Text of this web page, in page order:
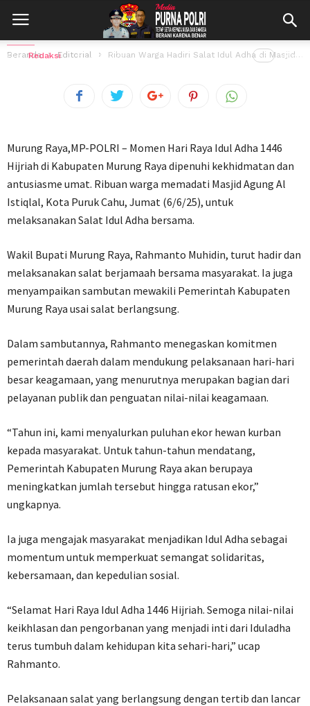
Beranda Editorial Ribuan Warga Hadiri Salat Idul Adha di Masjid Agung, Wabup Mura Ajak...
Masjid Agung, Wabup Mura Ajak Perkuat
Kepedulian Sosial
Oleh Redaksi 6 Juni 2025 55 views
Murung Raya,MP-POLRI – Momen Hari Raya Idul Adha 1446
Hijriah di Kabupaten Murung Raya dipenuhi kekhidmatan dan
antusiasme umat. Ribuan warga memadati Masjid Agung Al
Istiqlal, Kota Puruk Cahu, Jumat (6/6/25), untuk
melaksanakan Salat Idul Adha bersama.
Wakil Bupati Murung Raya, Rahmanto Muhidin, turut hadir dan
melaksanakan salat berjamaah bersama masyarakat. Ia juga
menyampaikan sambutan mewakili Pemerintah Kabupaten
Murung Raya usai salat berlangsung.
Dalam sambutannya, Rahmanto menegaskan komitmen
pemerintah daerah dalam mendukung pelaksanaan hari-hari
besar keagamaan, yang menurutnya merupakan bagian dari
pelayanan publik dan penguatan nilai-nilai keagamaan.
“Tahun ini, kami menyalurkan puluhan ekor hewan kurban
kepada masyarakat. Untuk tahun-tahun mendatang,
Pemerintah Kabupaten Murung Raya akan berupaya
meningkatkan jumlah tersebut hingga ratusan ekor,”
ungkapnya.
Ia juga mengajak masyarakat menjadikan Idul Adha sebagai
momentum untuk memperkuat semangat solidaritas,
kebersamaan, dan kepedulian sosial.
“Selamat Hari Raya Idul Adha 1446 Hijriah. Semoga nilai-nilai
keikhlasan dan pengorbanan yang menjadi inti dari Iduladha
terus tumbuh dalam kehidupan kita sehari-hari,” ucap
Rahmanto.
Pelaksanaan salat yang berlangsung dengan tertib dan lancar